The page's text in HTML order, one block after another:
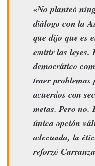
«No planteó
diálogo con la
que dijo que es
emitir las leyes.
democrático
traer problemas
acuerdos con
metas. Pero no.
única opción
adecuada, la
reforzó